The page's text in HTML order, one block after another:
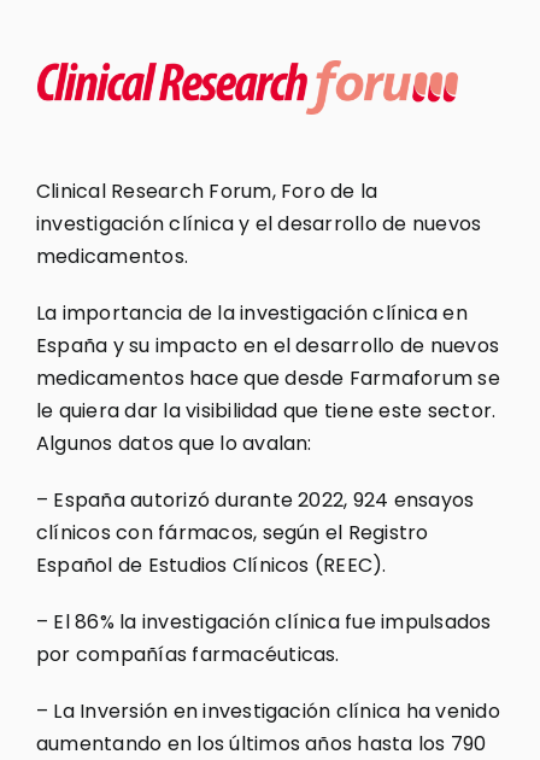
Clinical Research Forum, Foro de la
investigación clínica y el desarrollo de nuevos
medicamentos.
La importancia de la investigación clínica en
España y su impacto en el desarrollo de nuevos
medicamentos hace que desde Farmaforum se
le quiera dar la visibilidad que tiene este sector.
Algunos datos que lo avalan:
– España autorizó durante 2022, 924 ensayos
clínicos con fármacos, según el Registro
Español de Estudios Clínicos (REEC).
– El 86% la investigación clínica fue impulsados
por compañías farmacéuticas.
– La Inversión en investigación clínica ha venido
aumentando en los últimos años hasta los 790